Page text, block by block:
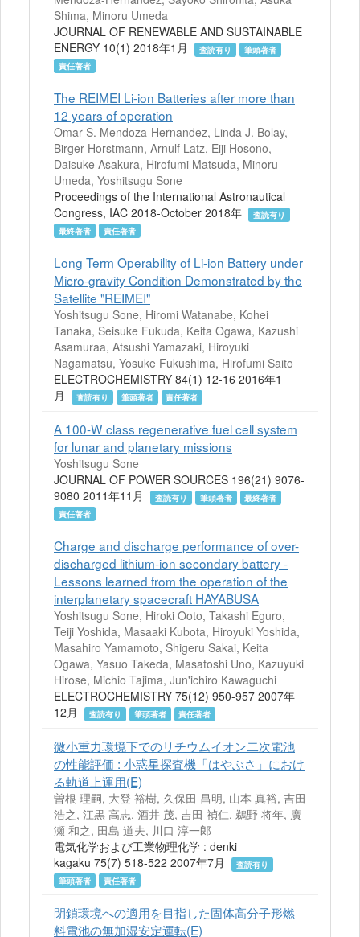
Shima, Minoru Umeda
JOURNAL OF RENEWABLE AND SUSTAINABLE
ENERGY 10(1) 2018年1月
査読有り
筆頭著者
責任著者
The REIMEI Li-ion Batteries after more than
12 years of operation
Omar S. Mendoza-Hernandez, Linda J. Bolay,
Birger Horstmann, Arnulf Latz, Eiji Hosono,
Daisuke Asakura, Hirofumi Matsuda, Minoru
Umeda, Yoshitsugu Sone
Proceedings of the International Astronautical
Congress, IAC 2018-October 2018年
査読有り
最終著者
責任著者
Long Term Operability of Li-ion Battery under
Micro-gravity Condition Demonstrated by the
Satellite "REIMEI"
Yoshitsugu Sone, Hiromi Watanabe, Kohei
Tanaka, Seisuke Fukuda, Keita Ogawa, Kazushi
Asamuraa, Atsushi Yamazaki, Hiroyuki
Nagamatsu, Yosuke Fukushima, Hirofumi Saito
ELECTROCHEMISTRY 84(1) 12-16 2016年1
月
査読有り 筆頭著者 責任著者
A 100-W class regenerative fuel cell system
for lunar and planetary missions
Yoshitsugu Sone
JOURNAL OF POWER SOURCES 196(21) 9076-
9080 2011年11月
査読有り 筆頭著者
最終著者
責任著者
Charge and discharge performance of over-
discharged lithium-ion secondary battery -
Lessons learned from the operation of the
interplanetary spacecraft HAYABUSA
Yoshitsugu Sone, Hiroki Ooto, Takashi Eguro,
Teiji Yoshida, Masaaki Kubota, Hiroyuki Yoshida,
Masahiro Yamamoto, Shigeru Sakai, Keita
Ogawa, Yasuo Takeda, Masatoshi Uno, Kazuyuki
Hirose, Michio Tajima, Jun'ichiro Kawaguchi
ELECTROCHEMISTRY 75(12) 950-957 2007年
12月
査読有り 筆頭著者 責任著者
微小重力環境下でのリチウムイオン二次電池
の性能評価 : 小惑星探査機「はやぶさ」におけ
る軌道上運用(E)
曽根 理嗣, 大登 裕樹, 久保田 昌明, 山本 真裕, 吉田
浩之, 江黒 高志, 酒井 茂, 吉田 禎仁, 鵜野 将年, 廣
瀬 和之, 田島 道夫, 川口 淳一郎
電気化学および工業物理化学 : denki
kagaku 75(7) 518-522 2007年7月
査読有り
筆頭著者
責任著者
閉鎖環境への適用を目指した固体高分子形燃
料電池の無加湿安定運転(E)